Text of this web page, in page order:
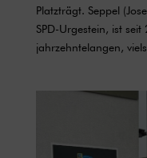
Platzträgt. Seppel
SPD-Urgestein, ist
jahrzehntelangen,